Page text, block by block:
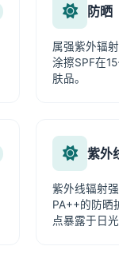
防晒
属强紫外辐
涂擦SPF在
肤品。
紫外
紫外线辐射
PA++的防晒
点暴露于日光